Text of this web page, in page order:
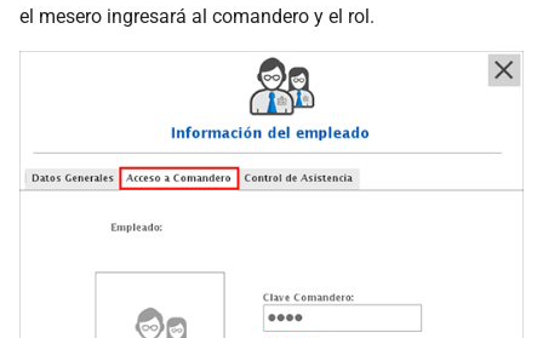
el mesero ingresará al comandero y el rol.